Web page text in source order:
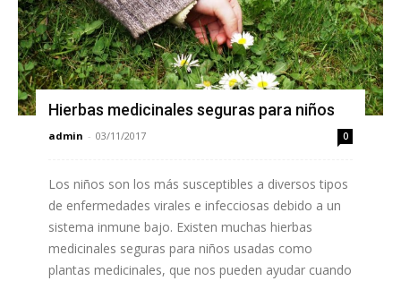
Hierbas medicinales seguras para niños
admin - 03/11/2017 0
Los niños son los más susceptibles a diversos tipos
de enfermedades virales e infecciosas debido a un
sistema inmune bajo. Existen muchas hierbas
medicinales seguras para niños usadas como
plantas medicinales, que nos pueden ayudar cuando